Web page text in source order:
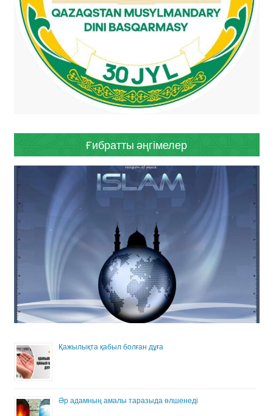
Ғибратты әңгімелер
Қажылықта қабыл болған дұға
Әр адамның амалы таразыда өлшенеді